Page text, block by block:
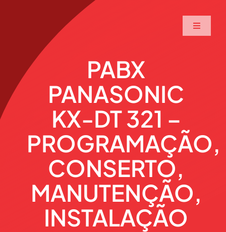
Toggle
A Maxtec
Serviços
Soluções
Produtos
Parceiros
PABX
PANASONIC
KX-DT 321 –
PROGRAMAÇÃO,
CONSERTO,
MANUTENÇÃO,
INSTALAÇÃO